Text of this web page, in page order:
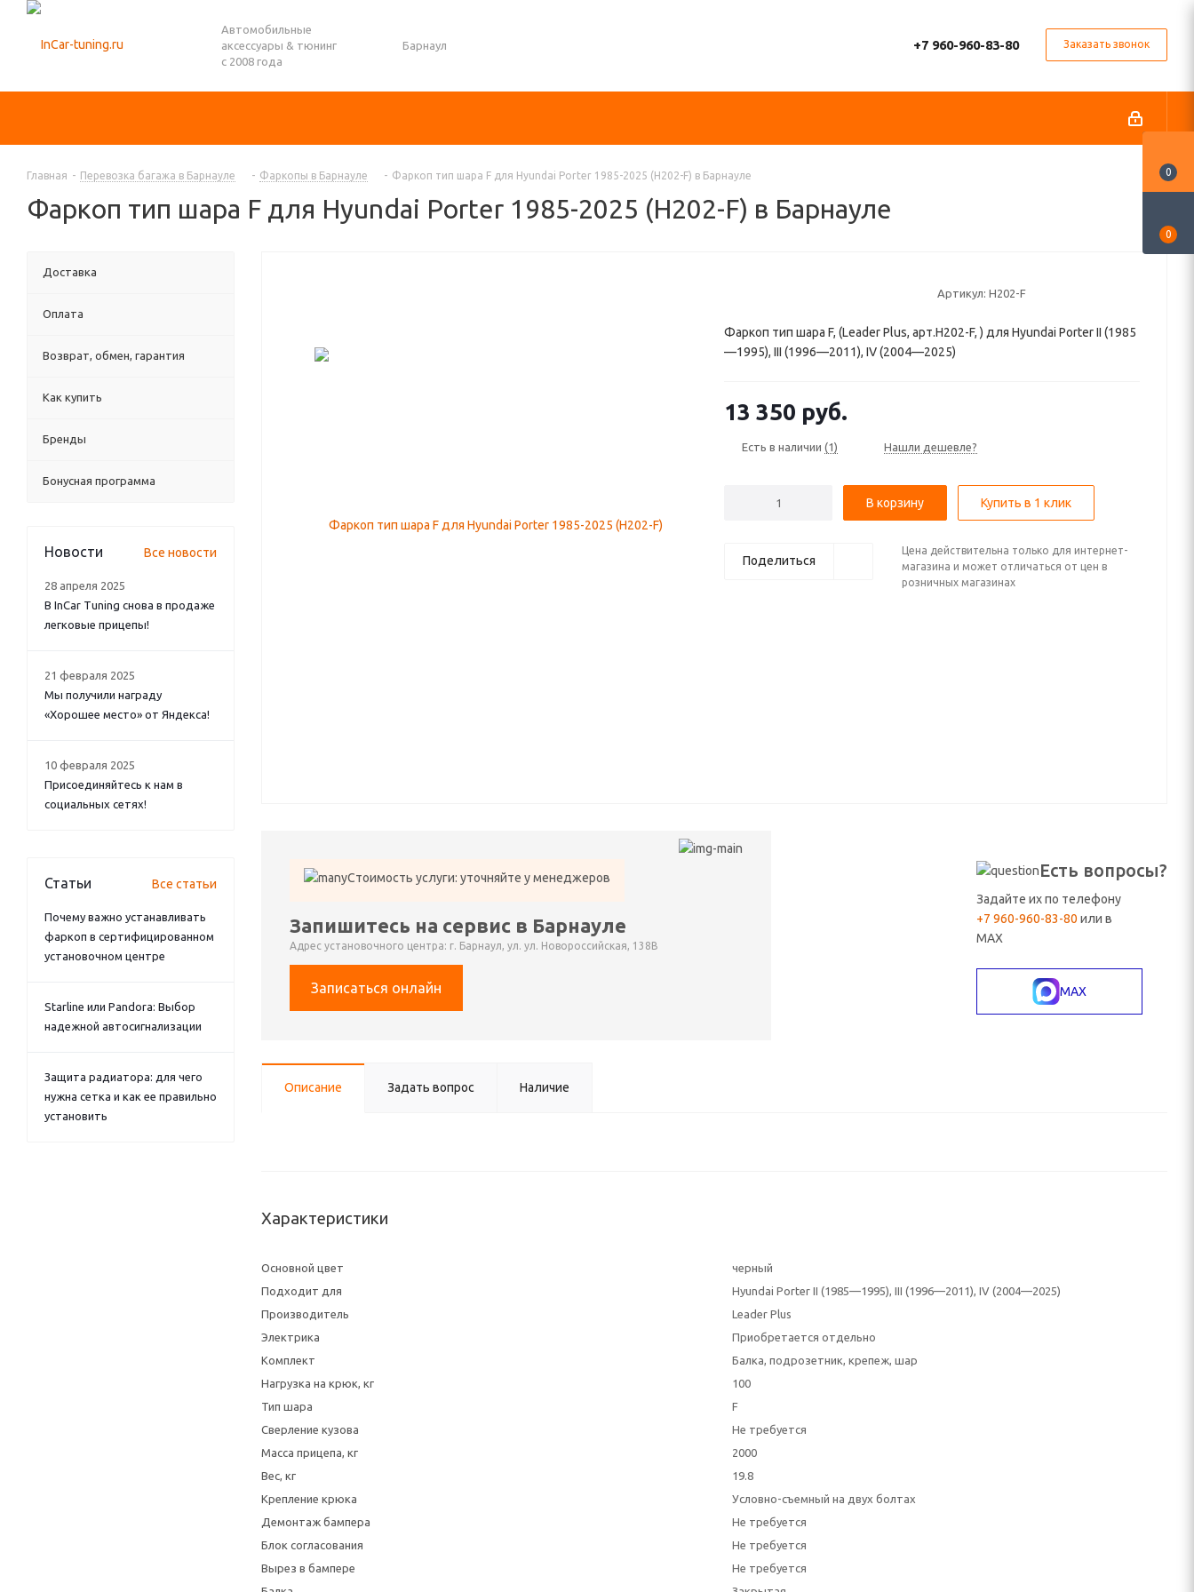
Автомобильные
аксессуары & тюнинг
с 2008 года
Барнаул +7 960-960-83-80 Заказать звонок
Главная - Перевозка багажа в Барнауле - Фаркопы в Барнауле - Фаркоп тип шара F для Hyundai Porter 1985-2025 (H202-F) в Барнауле
Фаркоп тип шара F для Hyundai Porter 1985-2025 (H202-F) в Барнауле
Артикул: H202-F
Фаркоп тип шара F, (Leader Plus, арт.H202-F, ) для Hyundai Porter II (1985
—1995), III (1996—2011), IV (2004—2025)
13 350 руб.
Есть в наличии (1) Нашли дешевле?
В корзину Купить в 1 клик
Поделиться
Цена действительна только для интернет-
магазина и может отличаться от цен в
розничных магазинах
Стоимость услуги: уточняйте у менеджеров
Запишитесь на сервис в Барнауле
Адрес установочного центра: г. Барнаул, ул. ул. Новороссийская, 138В
Записаться онлайн
Есть вопросы?
Задайте их по телефону
+7 960-960-83-80 или в
MAX
MAX
Описание Задать вопрос Наличие
Характеристики
Основной цвет
черный
Подходит для
Hyundai Porter II (1985—1995), III (1996—2011), IV (2004—2025)
Производитель
Leader Plus
Электрика
Приобретается отдельно
Комплект
Балка, подрозетник, крепеж, шар
Нагрузка на крюк, кг
100
Тип шара
F
Сверление кузова
Не требуется
Масса прицепа, кг
2000
Вес, кг
19.8
Крепление крюка
Условно-съемный на двух болтах
Демонтаж бампера
Не требуется
Блок согласования
Не требуется
Вырез в бампере
Не требуется
Доставка
Оплата
Возврат, обмен, гарантия
Как купить
Бренды
Бонусная программа
Новости Все новости
28 апреля 2025
В InCar Tuning снова в продаже
легковые прицепы!
21 февраля 2025
Мы получили награду
«Хорошее место» от Яндекса!
10 февраля 2025
Присоединяйтесь к нам в
социальных сетях!
Статьи Все статьи
Почему важно устанавливать
фаркоп в сертифицированном
установочном центре
Starline или Pandora: Выбор
надежной автосигнализации
Защита радиатора: для чего
нужна сетка и как ее правильно
установить
0
0